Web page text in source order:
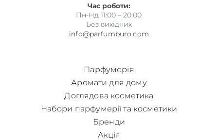
Час роботи:
Пн-Нд 11:00 – 20:00
Без вихідних
info@parfumburo.com
Парфумерія
Аромати для дому
Доглядова косметика
Набори парфумерії та косметики
Бренди
Акція